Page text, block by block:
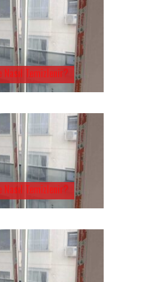
Nasıl Temizlenir?
Nasıl Temizlenir?